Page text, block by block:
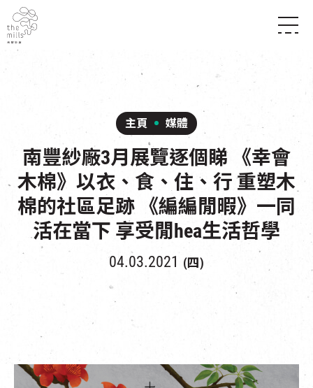
活動場地
活動
所有活動
世界之約
展覽
導賞團
體驗
景點
活化與保育
走進南豐紗廠
CHAT六廠
南豐作坊
到訪我們
開放時間及位置
穿梭巴士服務
主頁 媒體
南豐紗廠3月展覽逐個睇 《幸會
木棉》以衣、食、住、行 重塑木
棉的社區足跡 《編編閒暇》一同
活在當下 享受閒hea生活哲學
04.03.2021 (四)